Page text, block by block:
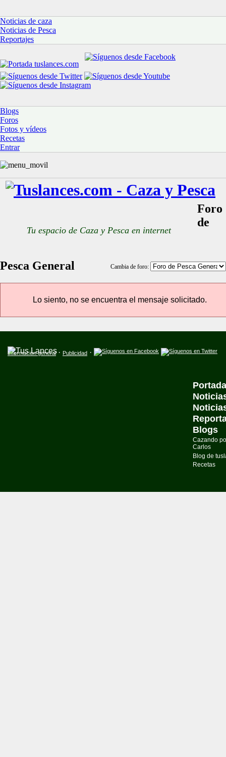
Noticias de caza
Noticias de Pesca
Reportajes
Blogs
Foros
Fotos y vídeos
Recetas
Entrar
Tu espacio de Caza y Pesca en internet
Cambia de foro:
Foro
de
Pesca General
Lo siento, no se encuentra el mensaje solicitado.
Información general· Publicidad ·
Portada
Blogs
Cazando
Carlos
Blog de
Recetas